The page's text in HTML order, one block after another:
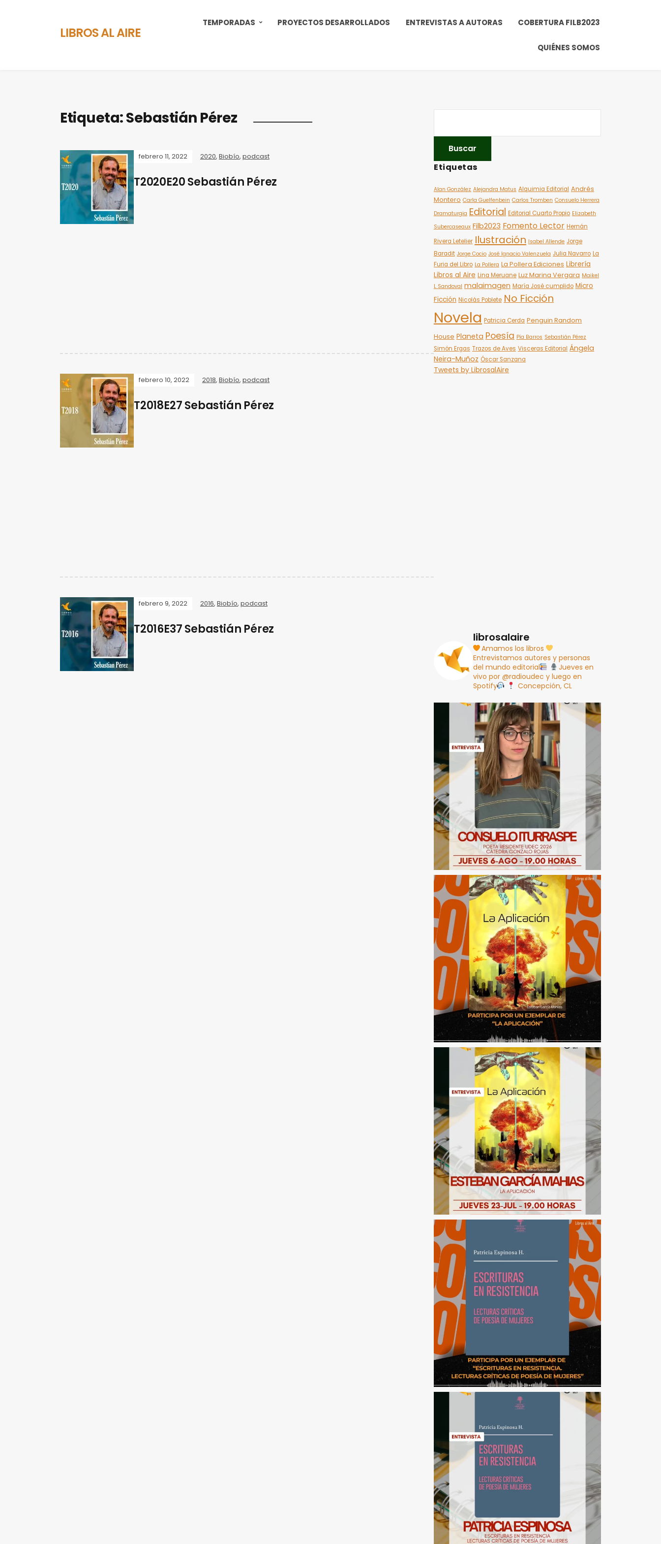
LIBROS AL AIRE
TEMPORADAS PROYECTOS DESARROLLADOS ENTREVISTAS A AUTORAS COBERTURA FILB2023
QUIÉNES SOMOS
Etiqueta:Sebastián Pérez
febrero 11, 2022 2020, Biobío, podcast
T2020E20 Sebastián Pérez
febrero 10, 2022 2018, Biobío, podcast
T2018E27 Sebastián Pérez
febrero 9, 2022 2016, Biobío, podcast
T2016E37 Sebastián Pérez
Etiquetas
Alan González Alejandra Matus Alquimia Editorial Andrés
Montero Carla Guelfenbein Carlos Tromben Consuelo Herrera
Dramaturgia Editorial Editorial Cuarto Propio Elizabeth
Subercaseaux Filb2023 Fomento Lector Hernán
Rivera Letelier Ilustración Isabel Allende Jorge
Baradit Jorge Cocio José Ignacio Valenzuela Julia Navarro La
Furia del Libro La Pollera La Pollera Ediciones Librería
Libros al Aire Lina Meruane Luz Marina Vergara Maikel
L Sandoval malaimagen María José cumplido Micro
Ficción Nicolás Poblete No Ficción
Novela Patricia Cerda Penguin Random
House Planeta Poesía Pía Barros Sebastián Pérez
Simón Ergas Trazos de Aves Visceras Editorial Ángela
Neira-Muñoz Óscar Sanzana
Tweets by LibrosalAire
librosalaire
Amamos los libros
Entrevistamos autores y personas
del mundo editorial
Jueves en
vivo por @radioudec y luego en
Spotify
Concepción, CL